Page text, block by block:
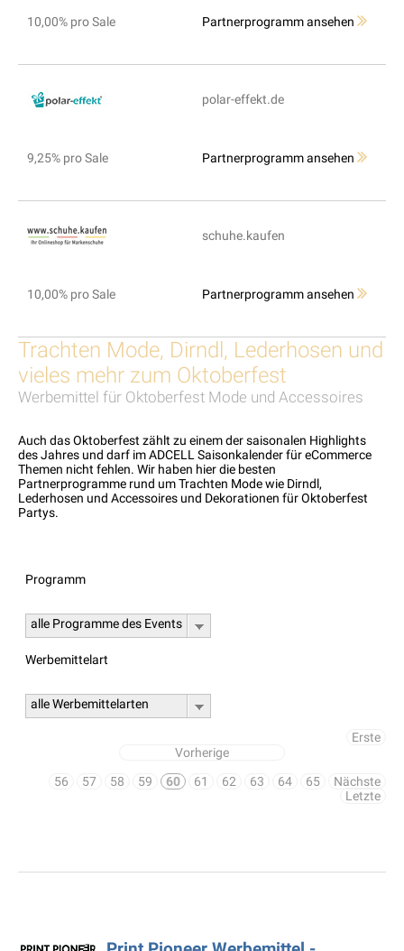
10,00% pro Sale Partnerprogramm ansehen
polar-effekt.de
9,25% pro Sale Partnerprogramm ansehen
schuhe.kaufen
10,00% pro Sale Partnerprogramm ansehen
Trachten Mode, Dirndl, Lederhosen und
vieles mehr zum Oktoberfest
Werbemittel für Oktoberfest Mode und Accessoires
Auch das Oktoberfest zählt zu einem der saisonalen Highlights
des Jahres und darf im ADCELL Saisonkalender für eCommerce
Themen nicht fehlen. Wir haben hier die besten
Partnerprogramme rund um Trachten Mode wie Dirndl,
Lederhosen und Accessoires und Dekorationen für Oktoberfest
Partys.
Programm
alle Programme des Events
Werbemittelart
alle Werbemittelarten
Erste
Vorherige
56
57 58 59 60 61 62 63 64 65
Nächste
Letzte